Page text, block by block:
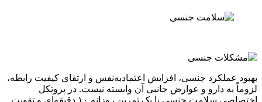
بهبود عملکرد جنسی، افزایش اعتمادبه‌نفس و ارتقای کیفیت رابطه،
لزوماً به دارو و عوارض جانبی آن وابسته نیست. در پروتکل
اختصاصی سلامت جنسی با یک تمرین روزانه ۱۰ دقیقه‌ای و تقویت